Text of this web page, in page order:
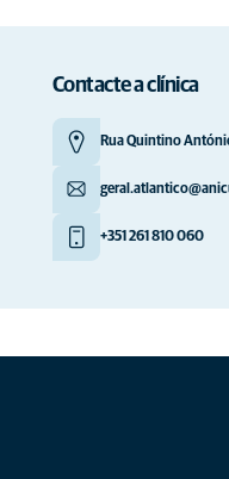
Contacte a clínica
Rua Quintino
+351 261 810 060